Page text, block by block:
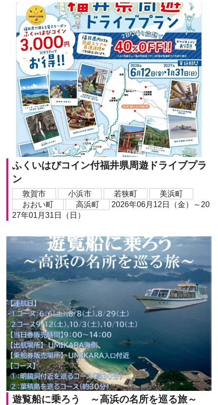
ふくいはぴコイン付福井県周遊ドライブプラ
ン
敦賀市 小浜市 若狭町
美浜町
おおい町
高浜町
2026年06月12日（金）～20
27年01月31日（日）
遊覧船に乗ろう ～高浜の名所を巡る旅～